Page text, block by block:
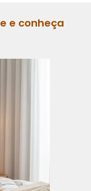
e conheça